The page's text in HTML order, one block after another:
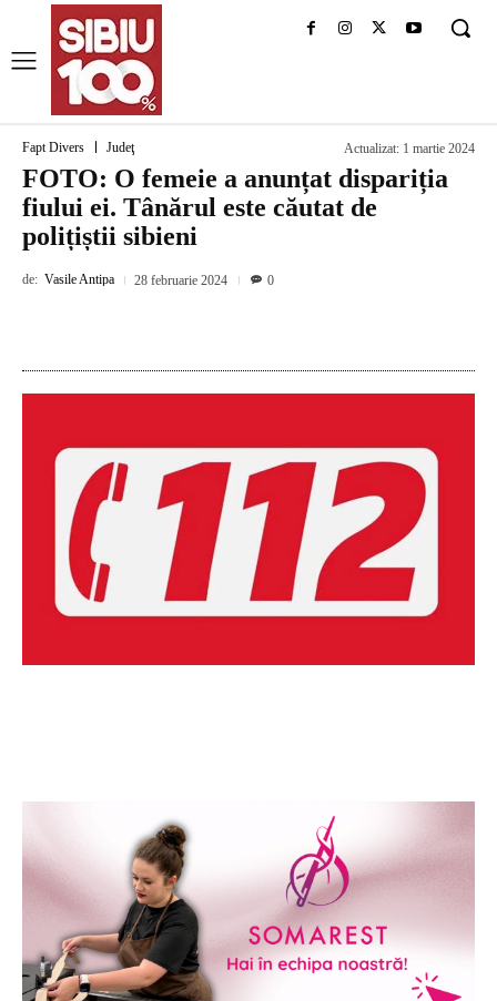
Fapt Divers Judeţ Actualizat: 1 martie 2024
FOTO: O femeie a anunțat dispariția
fiului ei. Tânărul este căutat de
polițiștii sibieni
de: Vasile Antipa 28 februarie 2024 0